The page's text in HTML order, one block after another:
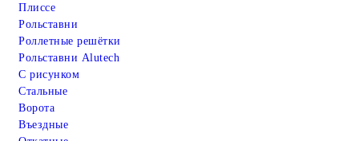
Плиссе
Рольставни
Роллетные решётки
Рольставни Alutech
С рисунком
Стальные
Ворота
Въездные